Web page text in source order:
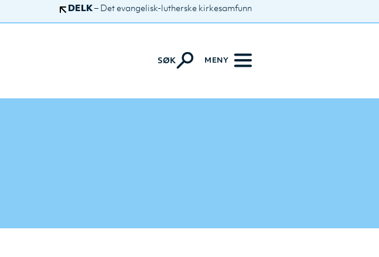
DELK – Det evangelisk-lutherske kirkesamfunn
SØK MENY